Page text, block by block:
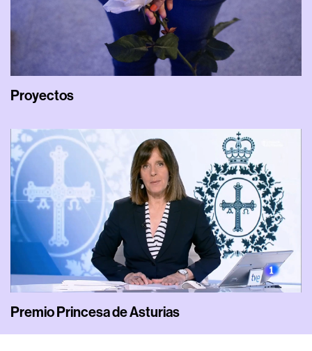
Proyectos
Premio Princesa de Asturias